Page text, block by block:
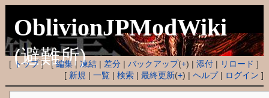
OblivionJPModWiki
(避難所)
[ トップ] [編集|凍結 | 差分 |バックアップ(+) |添付 | リロード ]
[ 新規 |一覧 |検索 |最終更新(+) |ヘルプ| ログイン ]